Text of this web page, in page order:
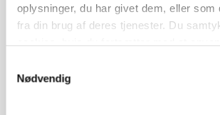
oplysninger, du har givet dem, eller som
fra din brug af deres tjenester. Du
Nødvendig